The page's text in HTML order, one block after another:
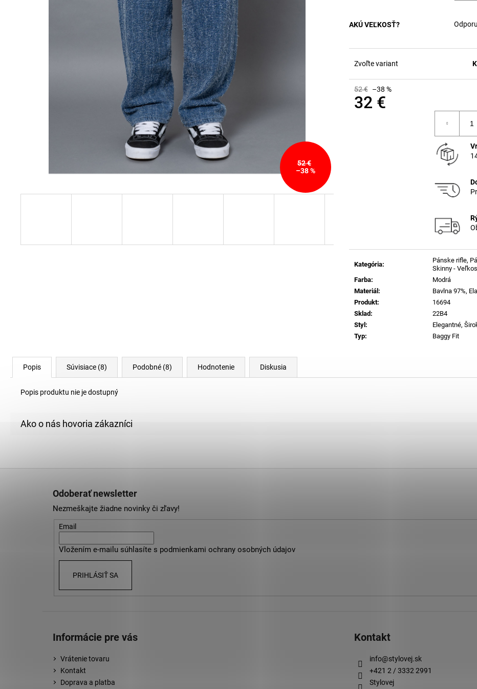
AKÚ VEĽKOSŤ?
Zvoľte variant
52 € –38 %
32 €
Kategória:
Pánske rifle,
Skinny -
Farba:
Modrá
Materiál:
Bavlna 97%,
Produkt:
16694
Sklad:
22B4
Styl:
Elegantné,
Typ: Baggy Fit
52 €
–38 %
Popis Súvisiace (8) Podobné (8) Hodnotenie Diskusia
Popis produktu nie je dostupný
Odoberať newsletter
Nezmeškajte žiadne novinky či zľavy!
Email
Vložením e-mailu súhlasíte s podmienkami ochrany osobných údajov
PRIHLÁSIŤ SA
Informácie pre vás
Vrátenie tovaru
Kontakt
Doprava a platba
Kontakt
info@stylovej.sk
+421 2 / 3332 2991
Stylovej